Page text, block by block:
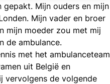
Mijn ouders en mijn
Mijn vader en broer
mijn moeder zou met mij
de ambulance.
met het ambulanceteam
uit België en
vervolgens de volgende